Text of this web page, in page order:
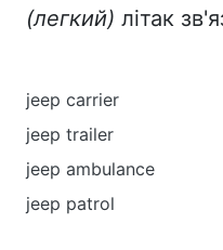
(легкий) літак
jeep carrier
jeep trailer
jeep ambulance
jeep patrol